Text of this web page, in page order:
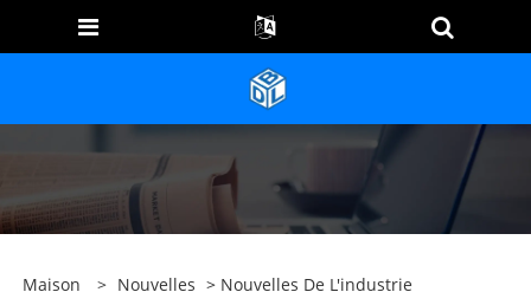
Maison > Nouvelles > Nouvelles De L'industrie